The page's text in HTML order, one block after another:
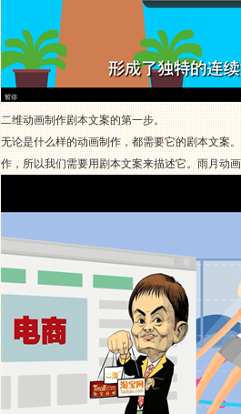
二维动画制作剧本文案的第一步。
无论是什么样的动画制作，都需要它的剧本文案
作，所以我们需要用剧本文案来描述它。雨月动